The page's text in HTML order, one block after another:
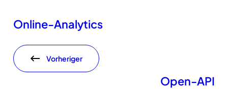
Online-Analytics
Vorheriger
Open-API